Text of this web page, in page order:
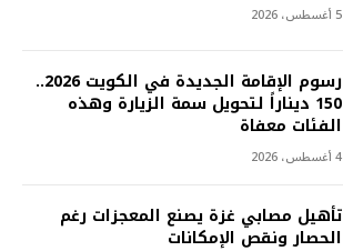
5 أغسطس، 2026
رسوم الإقامة الجديدة في الكويت 2026..
150 ديناراً لتحويل سمة الزيارة وهذه
الفئات معفاة
4 أغسطس، 2026
تأهيل مصابي غزة يصنع المعجزات رغم
الحصار ونقص الإمكانات